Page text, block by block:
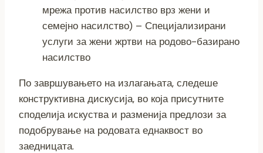
мрежа против насилство врз жени и
семејно насилство) – Специјализирани
услуги за жени жртви на родово-базирано
насилство
По завршувањето на излагањата, следеше
конструктивна дискусија, во која присутните
споделија искуства и разменија предлози за
подобрување на родовата еднаквост во
заедницата.